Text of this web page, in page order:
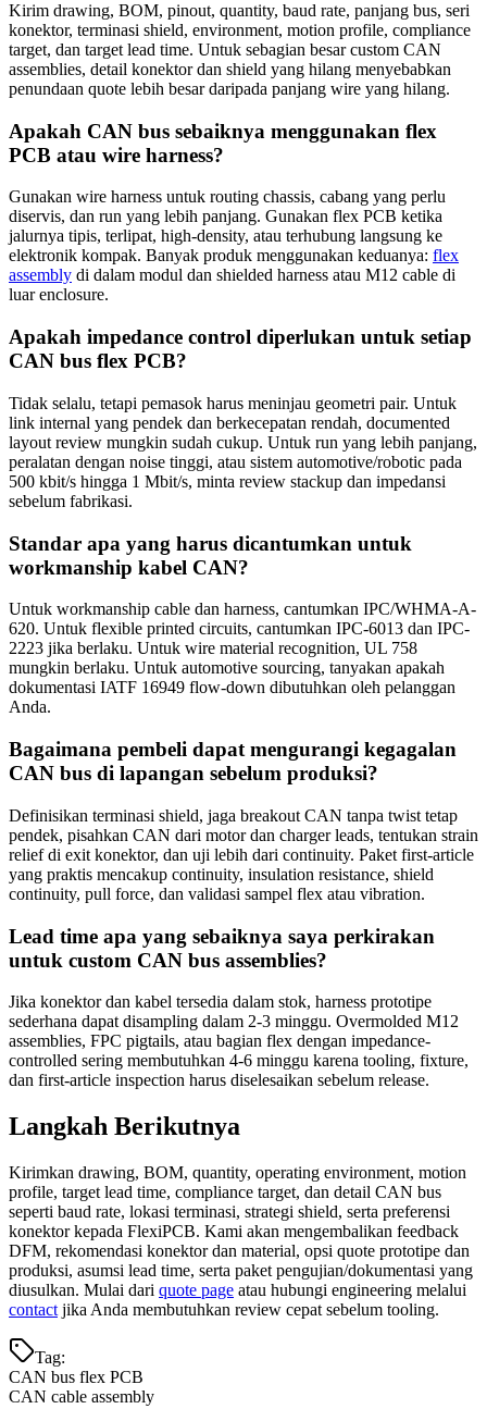
Kirim drawing, BOM, pinout, quantity, baud rate, panjang bus, seri
konektor, terminasi shield, environment, motion profile, compliance
target, dan target lead time. Untuk sebagian besar custom CAN
assemblies, detail konektor dan shield yang hilang menyebabkan
penundaan quote lebih besar daripada panjang wire yang hilang.
Apakah CAN bus sebaiknya menggunakan flex
PCB atau wire harness?
Gunakan wire harness untuk routing chassis, cabang yang perlu
diservis, dan run yang lebih panjang. Gunakan flex PCB ketika
jalurnya tipis, terlipat, high-density, atau terhubung langsung ke
elektronik kompak. Banyak produk menggunakan keduanya: flex
assembly di dalam modul dan shielded harness atau M12 cable di
luar enclosure.
Apakah impedance control diperlukan untuk setiap
CAN bus flex PCB?
Tidak selalu, tetapi pemasok harus meninjau geometri pair. Untuk
link internal yang pendek dan berkecepatan rendah, documented
layout review mungkin sudah cukup. Untuk run yang lebih panjang,
peralatan dengan noise tinggi, atau sistem automotive/robotic pada
500 kbit/s hingga 1 Mbit/s, minta review stackup dan impedansi
sebelum fabrikasi.
Standar apa yang harus dicantumkan untuk
workmanship kabel CAN?
Untuk workmanship cable dan harness, cantumkan IPC/WHMA-A-
620. Untuk flexible printed circuits, cantumkan IPC-6013 dan IPC-
2223 jika berlaku. Untuk wire material recognition, UL 758
mungkin berlaku. Untuk automotive sourcing, tanyakan apakah
dokumentasi IATF 16949 flow-down dibutuhkan oleh pelanggan
Anda.
Bagaimana pembeli dapat mengurangi kegagalan
CAN bus di lapangan sebelum produksi?
Definisikan terminasi shield, jaga breakout CAN tanpa twist tetap
pendek, pisahkan CAN dari motor dan charger leads, tentukan strain
relief di exit konektor, dan uji lebih dari continuity. Paket first-article
yang praktis mencakup continuity, insulation resistance, shield
continuity, pull force, dan validasi sampel flex atau vibration.
Lead time apa yang sebaiknya saya perkirakan
untuk custom CAN bus assemblies?
Jika konektor dan kabel tersedia dalam stok, harness prototipe
sederhana dapat disampling dalam 2-3 minggu. Overmolded M12
assemblies, FPC pigtails, atau bagian flex dengan impedance-
controlled sering membutuhkan 4-6 minggu karena tooling, fixture,
dan first-article inspection harus diselesaikan sebelum release.
Langkah Berikutnya
Kirimkan drawing, BOM, quantity, operating environment, motion
profile, target lead time, compliance target, dan detail CAN bus
seperti baud rate, lokasi terminasi, strategi shield, serta preferensi
konektor kepada FlexiPCB. Kami akan mengembalikan feedback
DFM, rekomendasi konektor dan material, opsi quote prototipe dan
produksi, asumsi lead time, serta paket pengujian/dokumentasi yang
diusulkan. Mulai dari quote page atau hubungi engineering melalui
contact jika Anda membutuhkan review cepat sebelum tooling.
Tag:
CAN bus flex PCB
CAN cable assembly